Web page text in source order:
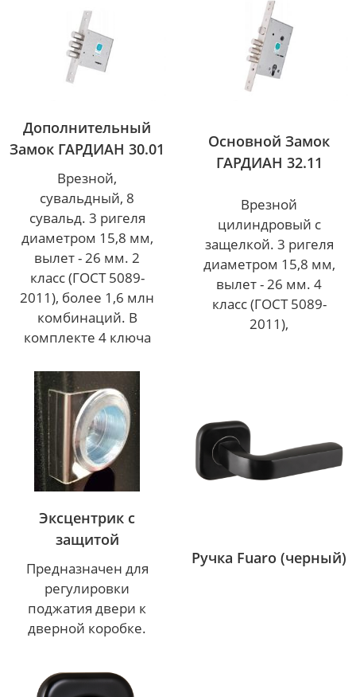
Дополнительный
Замок ГАРДИАН 30.01
Врезной,
сувальдный, 8
сувальд. 3 ригеля
диаметром 15,8 мм,
вылет - 26 мм. 2
класс (ГОСТ 5089-
2011), более 1,6 млн
комбинаций. В
комплекте 4 ключа
Основной Замок
ГАРДИАН 32.11
Врезной
цилиндровый с
защелкой. 3 ригеля
диаметром 15,8 мм,
вылет - 26 мм. 4
класс (ГОСТ 5089-
2011),
Эксцентрик с
защитой
Предназначен для
регулировки
поджатия двери к
дверной коробке.
Ручка Fuaro (черный)